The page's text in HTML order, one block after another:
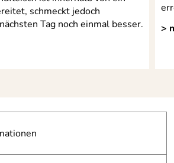
schmeckt jedoch
Tag noch einmal besser.
>